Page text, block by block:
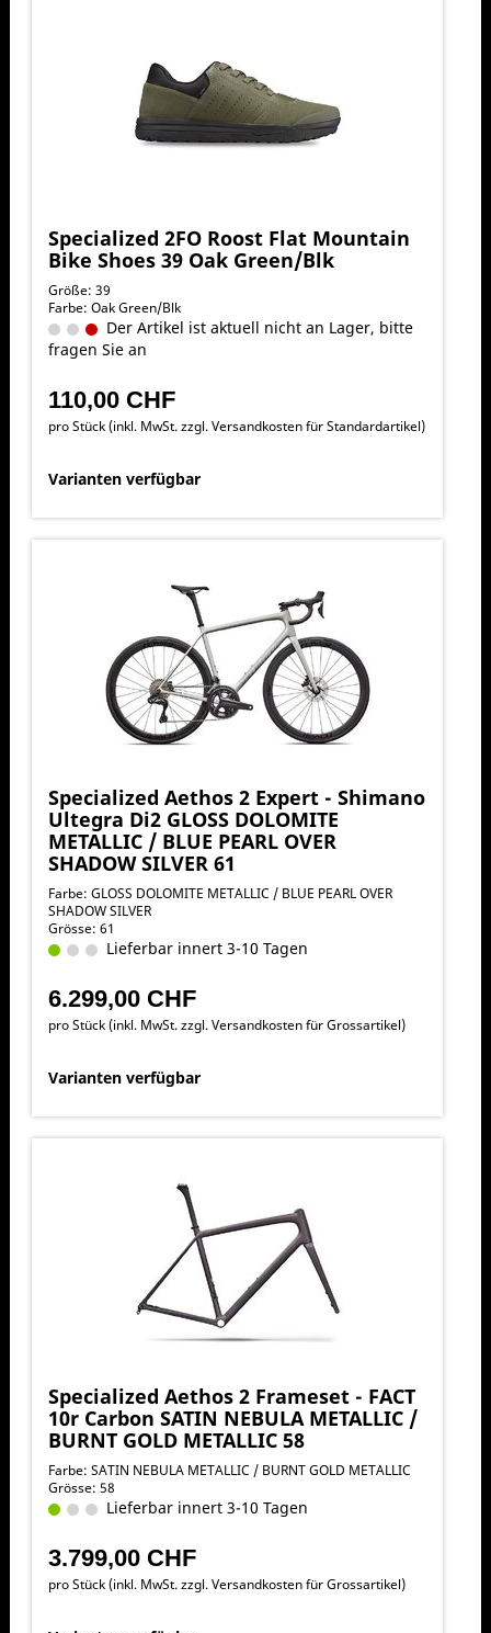
Specialized 2FO Roost Flat Mountain
Bike Shoes 39 Oak Green/Blk
Größe: 39
Farbe: Oak Green/Blk
Der Artikel ist aktuell nicht an Lager, bitte
fragen Sie an
110,00 CHF
pro Stück (inkl. MwSt. zzgl.Versandkosten für Standardartikel)
Varianten verfügbar
Specialized Aethos 2 Expert - Shimano
Ultegra Di2 GLOSS DOLOMITE
METALLIC / BLUE PEARL OVER
SHADOW SILVER 61
Farbe: GLOSS DOLOMITE METALLIC / BLUE PEARL OVER
SHADOW SILVER
Grösse: 61
Lieferbar innert 3-10 Tagen
6.299,00 CHF
pro Stück (inkl. MwSt. zzgl.Versandkosten für Grossartikel)
Varianten verfügbar
Specialized Aethos 2 Frameset - FACT
10r Carbon SATIN NEBULA METALLIC /
BURNT GOLD METALLIC 58
Farbe: SATIN NEBULA METALLIC / BURNT GOLD METALLIC
Grösse: 58
Lieferbar innert 3-10 Tagen
3.799,00 CHF
pro Stück (inkl. MwSt. zzgl.Versandkosten für Grossartikel)